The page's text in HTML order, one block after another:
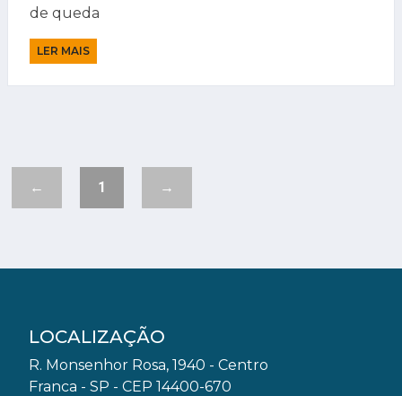
de queda
LER MAIS
← 1 →
LOCALIZAÇÃO
R. Monsenhor Rosa, 1940 - Centro
Franca - SP - CEP 14400-670